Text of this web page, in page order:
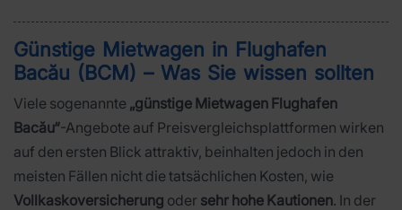
Günstige Mietwagen in Flughafen
Bacău (BCM) – Was Sie wissen sollten
Viele sogenannte „günstige Mietwagen Flughafen
Bacău“-Angebote auf Preisvergleichsplattformen wirken
auf den ersten Blick attraktiv, beinhalten jedoch in den
meisten Fällen nicht die tatsächlichen Kosten, wie
Vollkaskoversicherung oder sehr hohe Kautionen. In der